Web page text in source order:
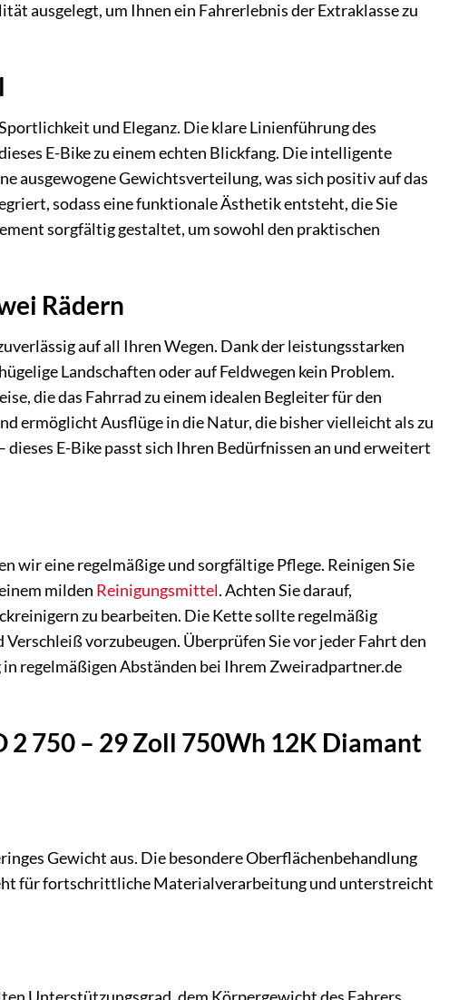
ausgelegt, um Ihnen ein Fahrerlebnis der Extraklasse zu
und Eleganz. Die klare Linienführung des
E-Bike zu einem echten Blickfang. Die intelligente
ausgewogene Gewichtsverteilung, was sich positiv auf das
sodass eine funktionale Ästhetik entsteht, die Sie
sorgfältig gestaltet, um sowohl den praktischen
Rädern
auf all Ihren Wegen. Dank der leistungsstarken
Landschaften oder auf Feldwegen kein Problem.
die das Fahrrad zu einem idealen Begleiter für den
ermöglicht Ausflüge in die Natur, die bisher vielleicht als zu
E-Bike passt sich Ihren Bedürfnissen an und erweitert
wir eine regelmäßige und sorgfältige Pflege. Reinigen Sie
milden Reinigungsmittel. Achten Sie darauf,
zu bearbeiten. Die Kette sollte regelmäßig
vorzubeugen. Überprüfen Sie vor jeder Fahrt den
regelmäßigen Abständen bei Ihrem Zweiradpartner.de
2 750 – 29 Zoll 750Wh 12K Diamant
Gewicht aus. Die besondere Oberflächenbehandlung
für fortschrittliche Materialverarbeitung und unterstreicht